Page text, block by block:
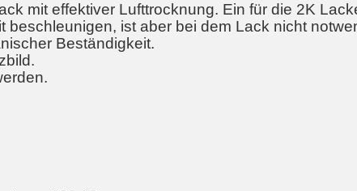
mit effektiver Lufttrocknung. Ein für die 2K
ist aber bei dem Lack nicht
Beständigkeit.